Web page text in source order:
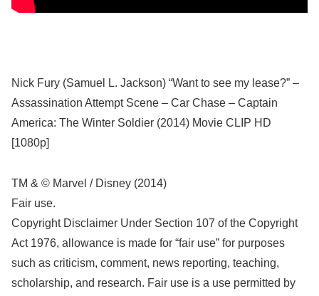
Nick Fury (Samuel L. Jackson) “Want to see my lease?” –
Assassination Attempt Scene – Car Chase – Captain
America: The Winter Soldier (2014) Movie CLIP HD
[1080p]
TM & © Marvel / Disney (2014)
Fair use.
Copyright Disclaimer Under Section 107 of the Copyright
Act 1976, allowance is made for “fair use” for purposes
such as criticism, comment, news reporting, teaching,
scholarship, and research. Fair use is a use permitted by